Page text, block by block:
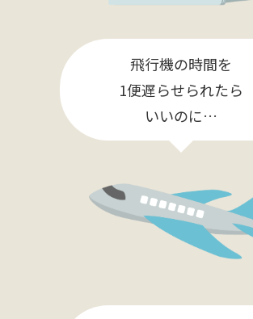
飛行機の時間を
1便遅らせられたら
いいのに…